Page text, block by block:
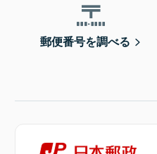
郵便番号を調べる